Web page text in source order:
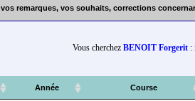
vos remarques, vos souhaits, corrections
Vous cherchez BENOIT Forgerit :
Année Course